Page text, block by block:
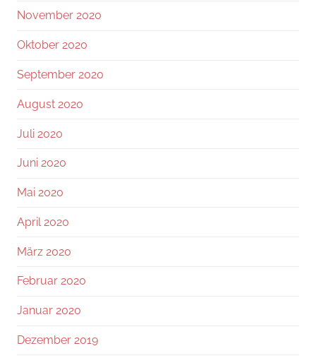
November 2020
Oktober 2020
September 2020
August 2020
Juli 2020
Juni 2020
Mai 2020
April 2020
März 2020
Februar 2020
Januar 2020
Dezember 2019